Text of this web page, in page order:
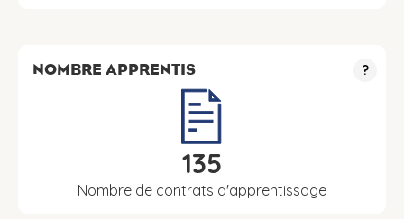
NOMBRE APPRENTIS ?
135
Nombre de contrats d'apprentissage